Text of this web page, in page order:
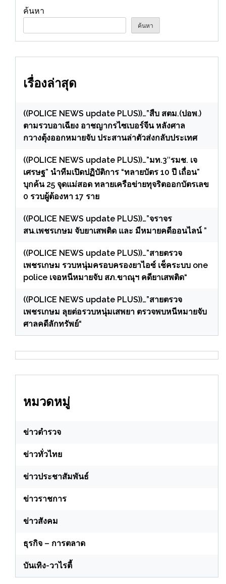
ค้นหา
ค้นหา
เรื่องล่าสุด
((POLICE NEWS update PLUS))…”สืบ สตม.(ปอพ.)
ตามรวบอาเฉียง อาชญากรไซเบอร์จีน หลังศาล
กวางตุ้งออกหมายจับ ประสานล่าตัวส่งกลับประเทศ
((POLICE NEWS update PLUS))…”มท.3″รมช. เจ
เศรษฐ” นำทีมเปิดปฏิบัติการ “ทลายบัตร 10 ปี เถื่อน”
บุกค้น 25 จุดแม่สอด ทลายเครือข่ายทุจริตออกบัตรเลข
0 รวบผู้ต้องหา 17 ราย
((POLICE NEWS update PLUS))…”จราจร
สน.เพชรเกษม จับยาเสพติด และ มีหมายคดีออนไลน์ ”
((POLICE NEWS update PLUS))…”สายตรวจ
เพชรเกษม รวบหนุ่มครอบครองยาไอซ์ เช็คระบบ one
police เจอหนีหมายจับ สภ.ขาณุฯ คดียาเสพติด“
((POLICE NEWS update PLUS))…”สายตรวจ
เพชรเกษม ลุยต่อรวบหนุ่มเสพยา ตรวจพบหนีหมายจับ
ศาลคดีลักทรัพย์“
หมวดหมู่
ข่าวตำรวจ
ข่าวทั่วไทย
ข่าวประชาสัมพันธ์
ข่าวราชการ
ข่าวสังคม
ธุรกิจ – การตลาด
บันเทิง-วาไรตี้